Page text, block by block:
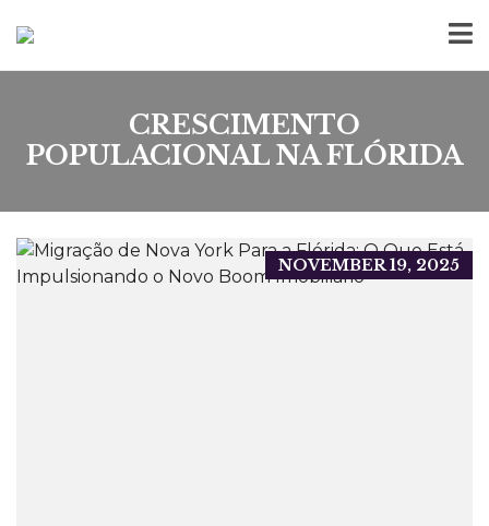
CRESCIMENTO
POPULACIONAL NA FLÓRIDA
NOVEMBER 19, 2025